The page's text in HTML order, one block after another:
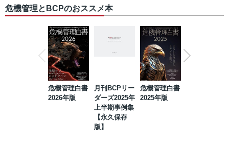
危機管理とBCPのおススメ本
危機管理白書
2026年版
月刊BCPリー
ダーズ2025年
上半期事例集
【永久保存
版】
危機管理白書
2025年版